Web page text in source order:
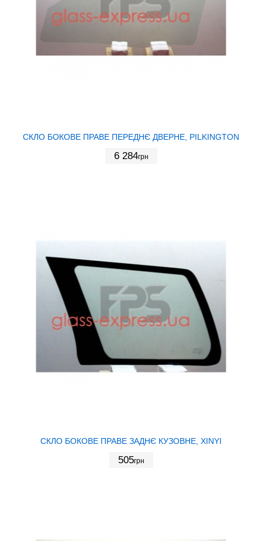
СКЛО БОКОВЕ ПРАВЕ ПЕРЕДНЄ ДВЕРНЕ, PILKINGTON
6 284грн
СКЛО БОКОВЕ ПРАВЕ ЗАДНЄ КУЗОВНЕ, XINYI
505грн